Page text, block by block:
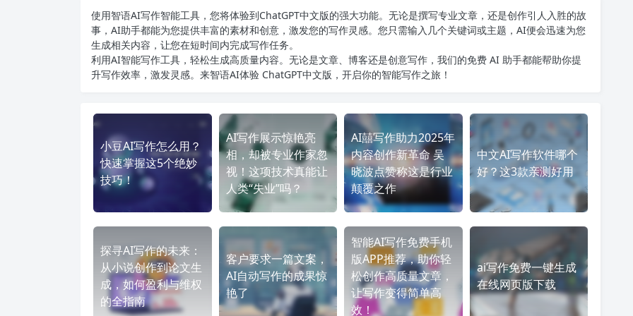
使用智语AI写作智能工具，您将体验到ChatGPT中文版的强大功能。无论是撰写专业文章，还是创作引人入胜的故
事，AI助手都能为您提供丰富的素材和创意，激发您的写作灵感。您只需输入几个关键词或主题，AI便会迅速为您
生成相关内容，让您在短时间内完成写作任务。
利用AI智能写作工具，轻松生成高质量内容。无论是文章、博客还是创意写作，我们的免费 AI 助手都能帮助你提
升写作效率，激发灵感。来智语AI体验 ChatGPT中文版 ，开启你的智能写作之旅！
小豆AI写作怎么用？
快速掌握这5个绝妙
技巧！
AI写作展示惊艳亮
相，却被专业作家忽
视！这项技术真能让
人类“失业”吗？
AI囍写作助力2025年
内容创作新革命 吴
晓波点赞称这是行业
颠覆之作
中文AI写作软件哪个
好？这3款亲测好用
探寻AI写作的未来：
从小说创作到论文生
成，如何盈利与维权
的全指南
客户要求一篇文案，
AI自动写作的成果惊
艳了
智能AI写作免费手机
版APP推荐，助你轻
松创作高质量文章，
让写作变得简单高
效！
ai写作免费一键生成
在线网页版下载